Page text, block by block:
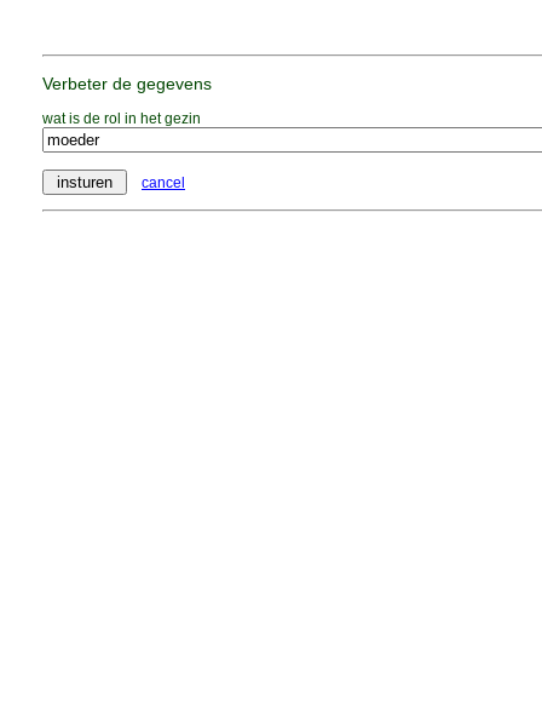
Verbeter de gegevens
wat is de rol in het gezin
cancel